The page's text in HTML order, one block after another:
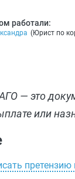
работали:
(Юрист по
— это
или